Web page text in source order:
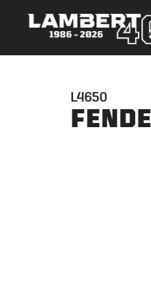
L4650